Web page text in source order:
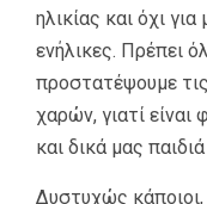
ηλικίας και όχι
ενήλικες. Πρέπει
προστατέψουμε
χαρών, γιατί είναι
και δικά μας
Δυστυχώς